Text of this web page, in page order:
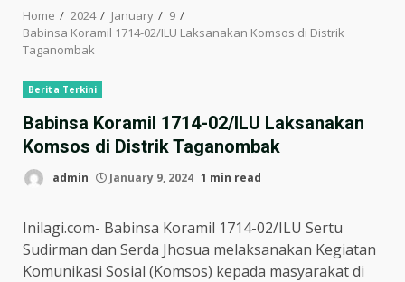
Home 2024 January
9
Babinsa Koramil 1714-02/ILU Laksanakan Komsos di Distrik
Taganombak
Berita Terkini
Babinsa Koramil 1714-02/ILU Laksanakan
Komsos di Distrik Taganombak
admin January 9, 2024 1 min read
Inilagi.com- Babinsa Koramil 1714-02/ILU Sertu
Sudirman dan Serda Jhosua melaksanakan Kegiatan
Komunikasi Sosial (Komsos) kepada masyarakat di